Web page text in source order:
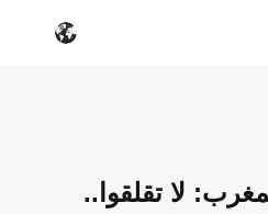
لا تقلقوا..